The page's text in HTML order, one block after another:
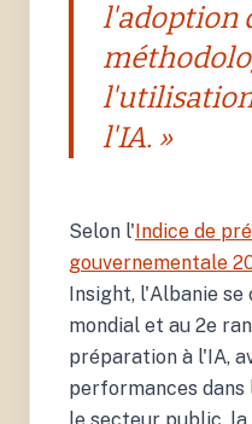
l'adoption
l'IA. »
Selon l' Indice de
gouvernementale
Insight, l'Albanie
mondial et au 2e
préparation à l'IA,
performances